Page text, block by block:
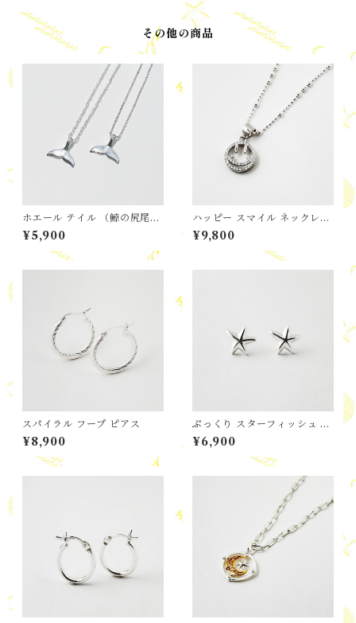
その他の商品
ホエール テイル （鯨の尻尾）
ネックレス
¥5,900
ハッピー スマイル ネックレ
ス
¥9,800
スパイラル フープ ピアス
¥8,900
ぷっくり スターフィッシュ ス
タッドピアス
¥6,900